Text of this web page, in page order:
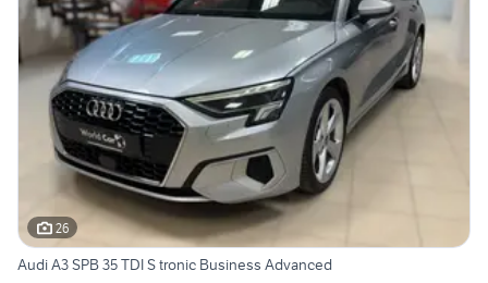
26
Audi A3 SPB 35 TDI S tronic Business Advanced